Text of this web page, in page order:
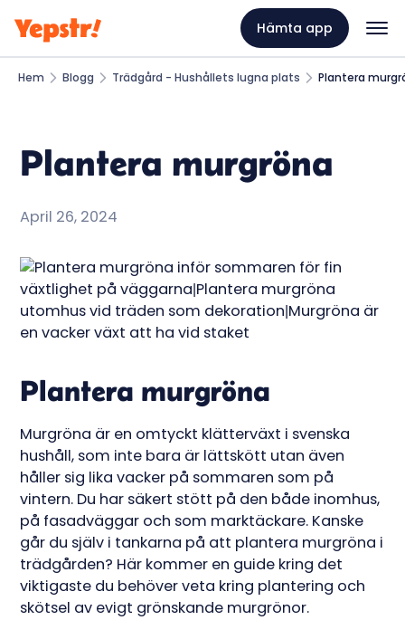
Hämta app
Hem Blogg Trädgård - Hushållets lugna plats Plantera
Plantera murgröna
April 26, 2024
Plantera murgröna
Murgröna är en omtyckt klätterväxt i svenska
hushåll, som inte bara är lättskött utan även
håller sig lika vacker på sommaren som på
vintern. Du har säkert stött på den både inomhus,
på fasadväggar och som marktäckare. Kanske
går du själv i tankarna på att plantera murgröna i
trädgården? Här kommer en guide kring det
viktigaste du behöver veta kring plantering och
skötsel av evigt grönskande murgrönor.